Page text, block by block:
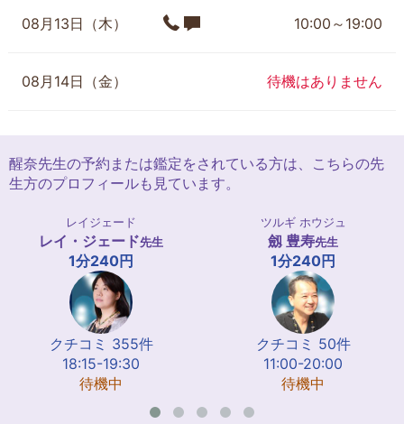
08月13日（木） 10:00～19:00
08月14日（金） 待機はありません
醒奈先生の予約または鑑定をされている方は、こちらの先
生方のプロフィールも見ています。
レイジェード
レイ・ジェード先生
1分240円
クチコミ 355件
18:15-19:30
待機中
ツルギ ホウジュ
劔 豊寿先生
1分240円
クチコミ 50件
11:00-20:00
待機中